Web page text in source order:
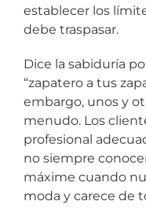
establecer los
debe traspasar.
Dice la sabiduría
“zapatero a tus
embargo, unos y
menudo. Los
profesional
no siempre
máxime cuando
moda y carece de